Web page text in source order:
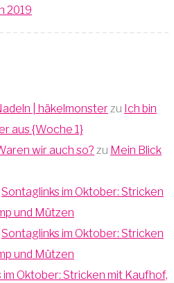
2019
| häkelmonster zu Ich bin
aus {Woche 1}
wir auch so? zu Mein Blick
Sontaglinks im Oktober: Stricken
und Mützen
Sontaglinks im Oktober: Stricken
und Mützen
im Oktober: Stricken mit Kaufhof,